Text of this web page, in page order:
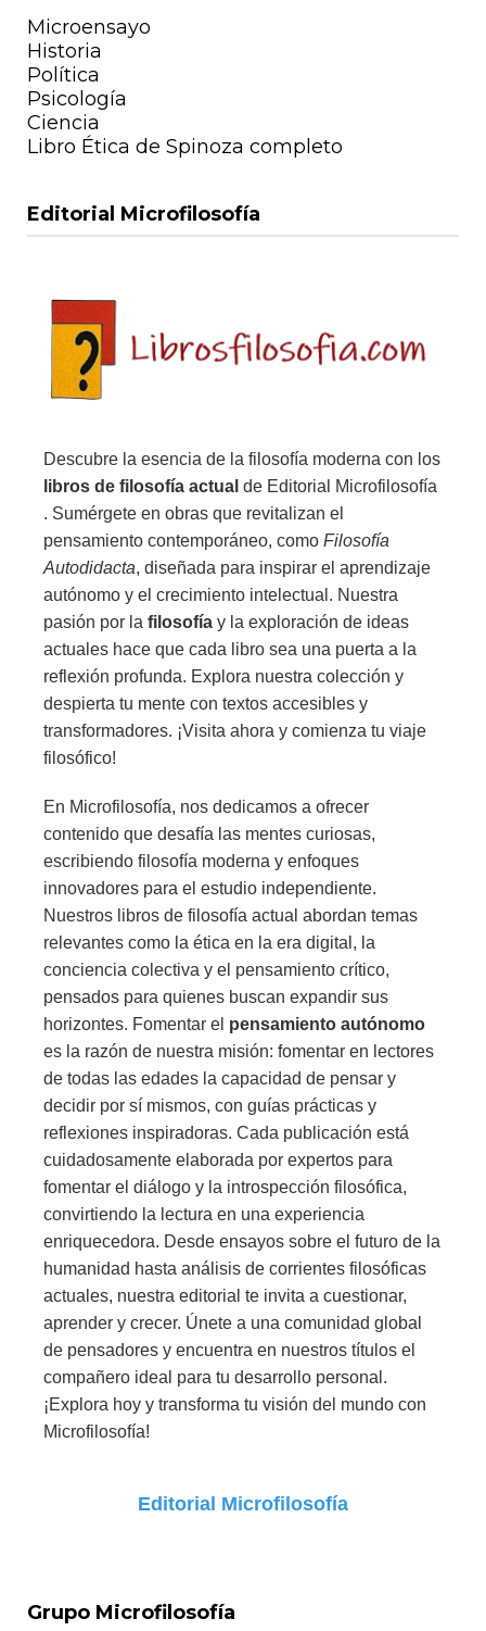
Microensayo
Historia
Política
Psicología
Ciencia
Libro Ética de Spinoza completo
Editorial Microfilosofía
Descubre la esencia de la filosofía moderna con los
libros de filosofía actual de Editorial Microfilosofía
. Sumérgete en obras que revitalizan el
pensamiento contemporáneo, como Filosofía
Autodidacta, diseñada para inspirar el aprendizaje
autónomo y el crecimiento intelectual. Nuestra
pasión por la filosofía y la exploración de ideas
actuales hace que cada libro sea una puerta a la
reflexión profunda. Explora nuestra colección y
despierta tu mente con textos accesibles y
transformadores. ¡Visita ahora y comienza tu viaje
filosófico!
En Microfilosofía, nos dedicamos a ofrecer
contenido que desafía las mentes curiosas,
escribiendo filosofía moderna y enfoques
innovadores para el estudio independiente.
Nuestros libros de filosofía actual abordan temas
relevantes como la ética en la era digital, la
conciencia colectiva y el pensamiento crítico,
pensados para quienes buscan expandir sus
horizontes. Fomentar el pensamiento autónomo
es la razón de nuestra misión: fomentar en lectores
de todas las edades la capacidad de pensar y
decidir por sí mismos, con guías prácticas y
reflexiones inspiradoras. Cada publicación está
cuidadosamente elaborada por expertos para
fomentar el diálogo y la introspección filosófica,
convirtiendo la lectura en una experiencia
enriquecedora. Desde ensayos sobre el futuro de la
humanidad hasta análisis de corrientes filosóficas
actuales, nuestra editorial te invita a cuestionar,
aprender y crecer. Únete a una comunidad global
de pensadores y encuentra en nuestros títulos el
compañero ideal para tu desarrollo personal.
¡Explora hoy y transforma tu visión del mundo con
Microfilosofía!
Editorial Microfilosofía
Grupo Microfilosofía